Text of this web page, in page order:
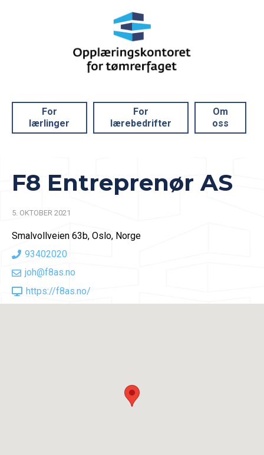
For
lærlinger
For
lærebedrifter
Om
oss
F8 Entreprenør AS
5. OKTOBER 2021
Smalvollveien 63b, Oslo, Norge
93402020
joh@f8as.no
https://f8as.no/